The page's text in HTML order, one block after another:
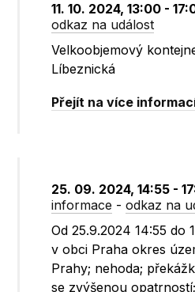
11. 10. 2024, 13:00 -
odkaz na událost
Velkoobjemový
Líbeznická
Přejít na více
25. 09. 2024, 14:55 -
informace -odkaz na
Od 25.9.2024 14:55 do
v obci Praha okres
Prahy; nehoda;
se zvýšenou